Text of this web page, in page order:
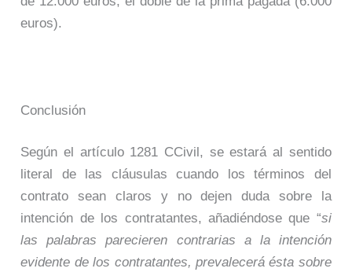
euros).
Conclusión
Según el artículo 1281 CCivil, se estará al sentido
literal de las cláusulas cuando los términos del
contrato sean claros y no dejen duda sobre la
intención de los contratantes, añadiéndose que “si
las palabras parecieren contrarias a la intención
evidente de los contratantes, prevalecerá ésta sobre